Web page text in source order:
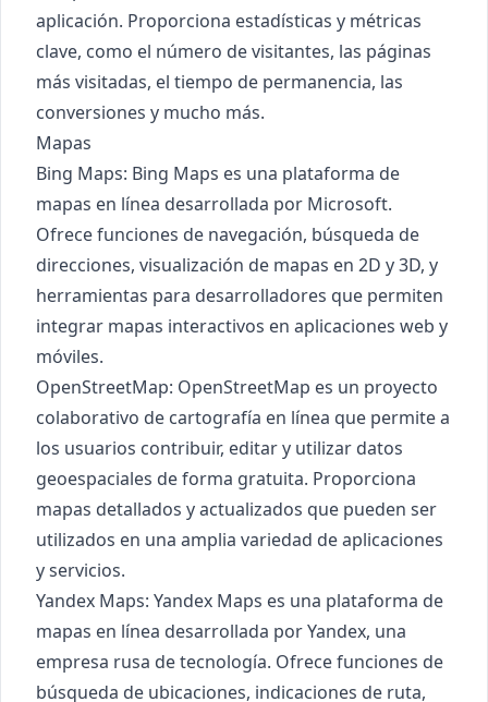
aplicación. Proporciona estadísticas y métricas
clave, como el número de visitantes, las páginas
más visitadas, el tiempo de permanencia, las
conversiones y mucho más.
Mapas
Bing Maps: Bing Maps es una plataforma de
mapas en línea desarrollada por Microsoft.
Ofrece funciones de navegación, búsqueda de
direcciones, visualización de mapas en 2D y 3D, y
herramientas para desarrolladores que permiten
integrar mapas interactivos en aplicaciones web y
móviles.
OpenStreetMap: OpenStreetMap es un proyecto
colaborativo de cartografía en línea que permite a
los usuarios contribuir, editar y utilizar datos
geoespaciales de forma gratuita. Proporciona
mapas detallados y actualizados que pueden ser
utilizados en una amplia variedad de aplicaciones
y servicios.
Yandex Maps: Yandex Maps es una plataforma de
mapas en línea desarrollada por Yandex, una
empresa rusa de tecnología. Ofrece funciones de
búsqueda de ubicaciones, indicaciones de ruta,